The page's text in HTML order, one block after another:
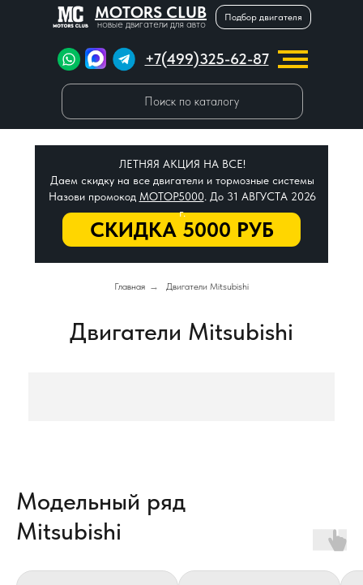
MOTORS CLUB
новые двигатели для авто
Подбор двигателя
+7(499)325-62-87
Поиск по каталогу
СКИДКА 5000 РУБ
ЛЕТНЯЯ АКЦИЯ НА ВСЕ!
Даем скидку на все двигатели и тормозные системы
Назови промокод МОТОР5000. До 31 АВГУСТА 2026
г.
Главная → Двигатели Mitsubishi
Двигатели Mitsubishi
Модельный ряд
Mitsubishi